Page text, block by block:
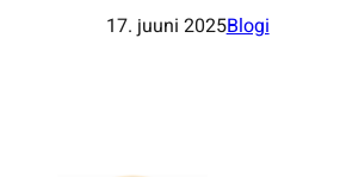
17. juuni 2025Blogi